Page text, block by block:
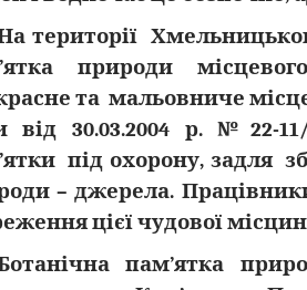
території
природи
та мальовниче
від 30.03.2004 р. №22-
під охорону, задля
– джерела.
цієї чудової
пам’ятка